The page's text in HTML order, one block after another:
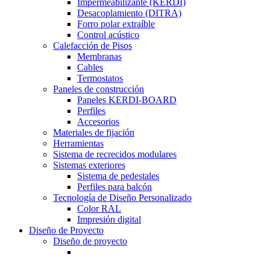
Impermeabilizante (KERDI)
Desacoplamiento (DITRA)
Forro polar extraíble
Control acústico
Calefacción de Pisos
Membranas
Cables
Termostatos
Paneles de construcción
Paneles KERDI-BOARD
Perfiles
Accesorios
Materiales de fijación
Herramientas
Sistema de recrecidos modulares
Sistemas exteriores
Sistema de pedestales
Perfiles para balcón
Tecnología de Diseño Personalizado
Color RAL
Impresión digital
Diseño de Proyecto
Diseño de proyecto